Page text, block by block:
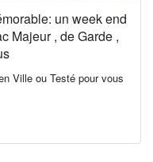
un week end
Majeur , de Garde ,
Ville ou Testé pour vous